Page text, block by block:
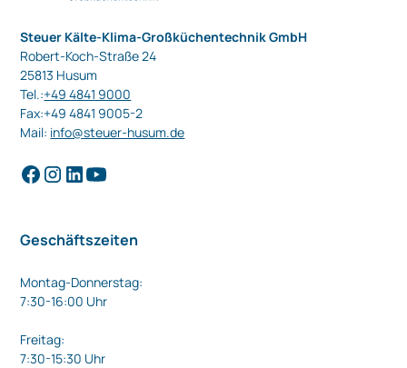
Steuer Kälte-Klima-Großküchentechnik GmbH
Robert-Koch-Straße 24
25813 Husum
Tel.:+49 4841 9000
Fax:+49 4841 9005-2
Mail: info@steuer-husum.de
Geschäftszeiten
Montag-Donnerstag:
7:30-16:00 Uhr
Freitag:
7:30-15:30 Uhr